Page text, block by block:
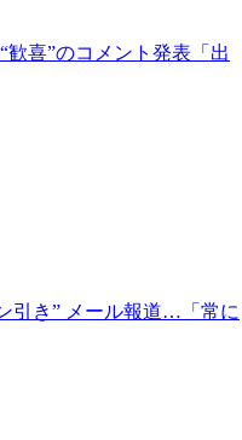
歓喜”のコメント発表「出
引き” メール報道…「常に